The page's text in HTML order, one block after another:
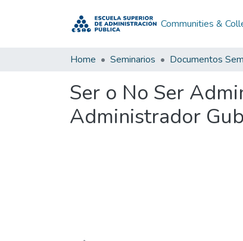
Communities &
Home Seminarios Documentos
Ser o No Ser
Administrador